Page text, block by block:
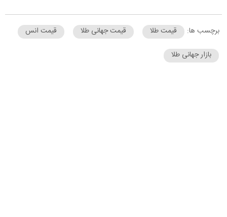
برچسب ها: قیمت طلا قیمت جهانی طلا
قیمت انس
بازار جهانی طلا